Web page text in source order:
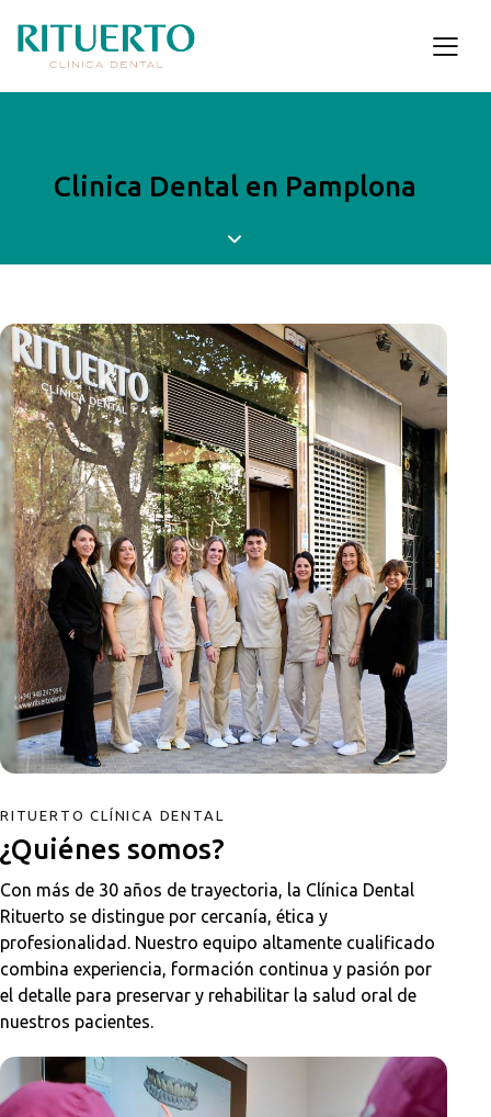
Clinica Dental en Pamplona
RITUERTO CLÍNICA DENTAL
¿Quiénes somos?
Con más de 30 años de trayectoria, la Clínica Dental
Rituerto se distingue por cercanía, ética y
profesionalidad. Nuestro equipo altamente cualificado
combina experiencia, formación continua y pasión por
el detalle para preservar y rehabilitar la salud oral de
nuestros pacientes.